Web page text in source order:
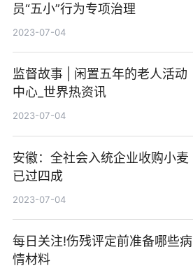
员“五小”行为专项治理
2023-07-04
监督故事 | 闲置五年的老人活动
中心_世界热资讯
2023-07-04
安徽：全社会入统企业收购小麦
已过四成
2023-07-04
每日关注!伤残评定前准备哪些病
情材料